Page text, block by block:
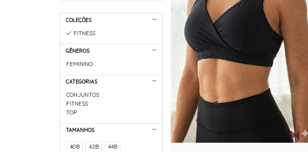
COLEÇÕES
FITNESS
GÊNEROS
FEMININO
CATEGORIAS
CONJUNTOS
FITNESS
TOP
TAMANHOS
40B 42B 44B